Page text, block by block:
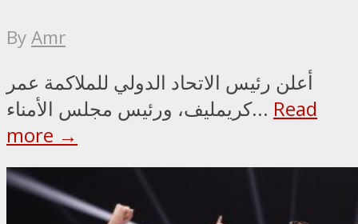
ByAmr
أعلن رئيس الاتحاد الدولي للملاكمة عمر
كريمليف، ورئيس مجلس الأمناء... Read
more →